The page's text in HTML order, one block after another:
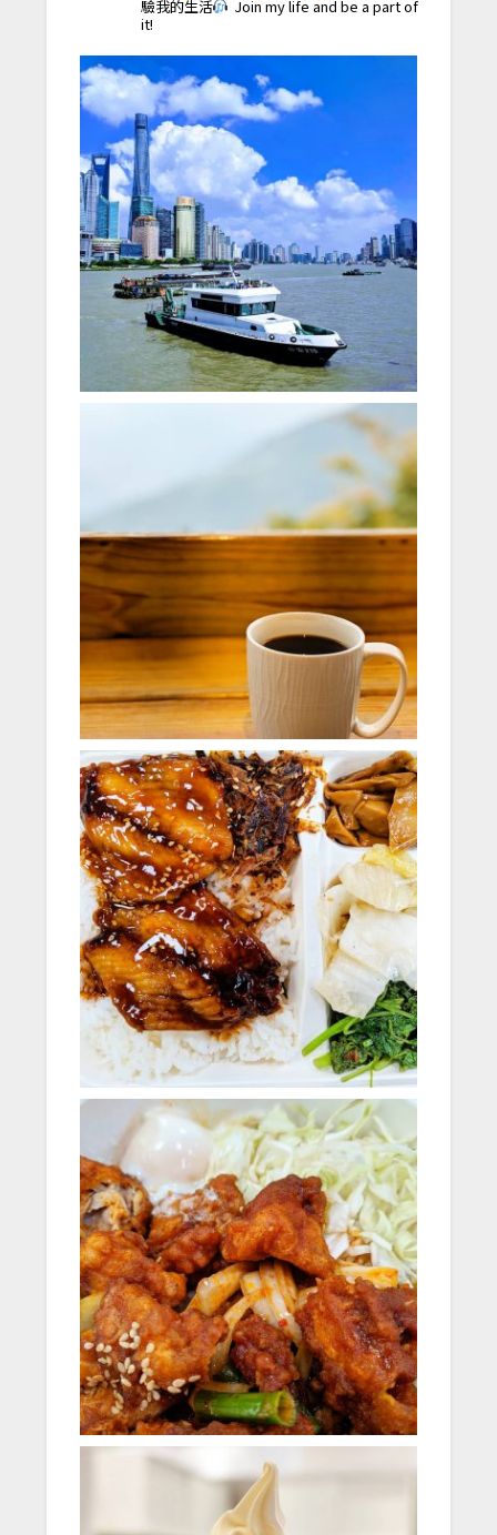
驗我的生活
Join my life and be a part of
it!